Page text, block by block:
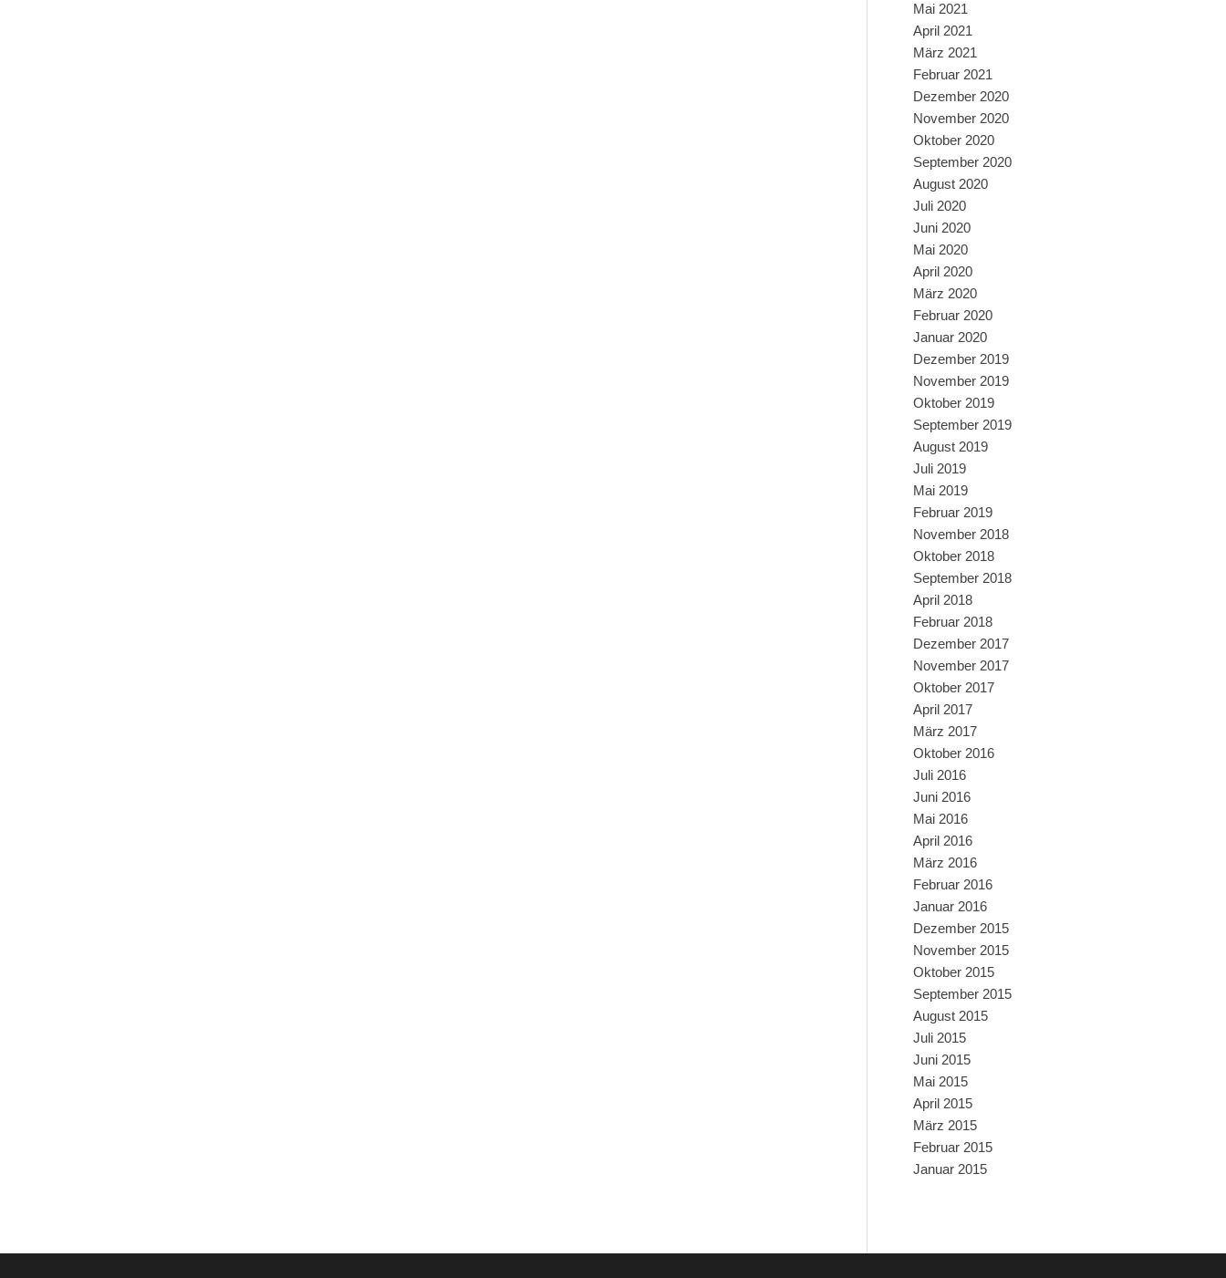
Mai 2021
April 2021
März 2021
Februar 2021
Dezember 2020
November 2020
Oktober 2020
September 2020
August 2020
Juli 2020
Juni 2020
Mai 2020
April 2020
März 2020
Februar 2020
Januar 2020
Dezember 2019
November 2019
Oktober 2019
September 2019
August 2019
Juli 2019
Mai 2019
Februar 2019
November 2018
Oktober 2018
September 2018
April 2018
Februar 2018
Dezember 2017
November 2017
Oktober 2017
April 2017
März 2017
Oktober 2016
Juli 2016
Juni 2016
Mai 2016
April 2016
März 2016
Februar 2016
Januar 2016
Dezember 2015
November 2015
Oktober 2015
September 2015
August 2015
Juli 2015
Juni 2015
Mai 2015
April 2015
März 2015
Februar 2015
Januar 2015